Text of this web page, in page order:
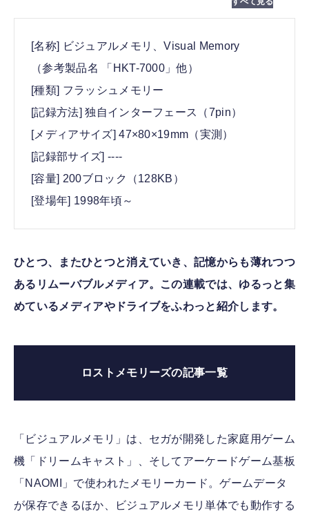
[名称] ビジュアルメモリ、Visual Memory
（参考製品名 「HKT-7000」他）
[種類] フラッシュメモリー
[記録方法] 独自インターフェース（7pin）
[メディアサイズ] 47×80×19mm（実測）
[記録部サイズ] ----
[容量] 200ブロック（128KB）
[登場年] 1998年頃～
ひとつ、またひとつと消えていき、記憶からも薄れつつ
あるリムーバブルメディア。この連載では、ゆるっと集
めているメディアやドライブをふわっと紹介します。
ロストメモリーズの記事一覧
「ビジュアルメモリ」は、セガが開発した家庭用ゲーム
機「ドリームキャスト」、そしてアーケードゲーム基板
「NAOMI」で使われたメモリーカード。ゲームデータ
が保存できるほか、ビジュアルメモリ単体でも動作する